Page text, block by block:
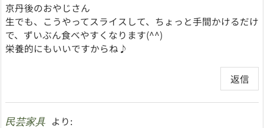
京丹後のおやじさん
生でも、こうやってスライスして、ちょっと手間かけるだけ
で、ずいぶん食べやすくなります(^^)
栄養的にもいいですからね♪
返信
民芸家具 より: